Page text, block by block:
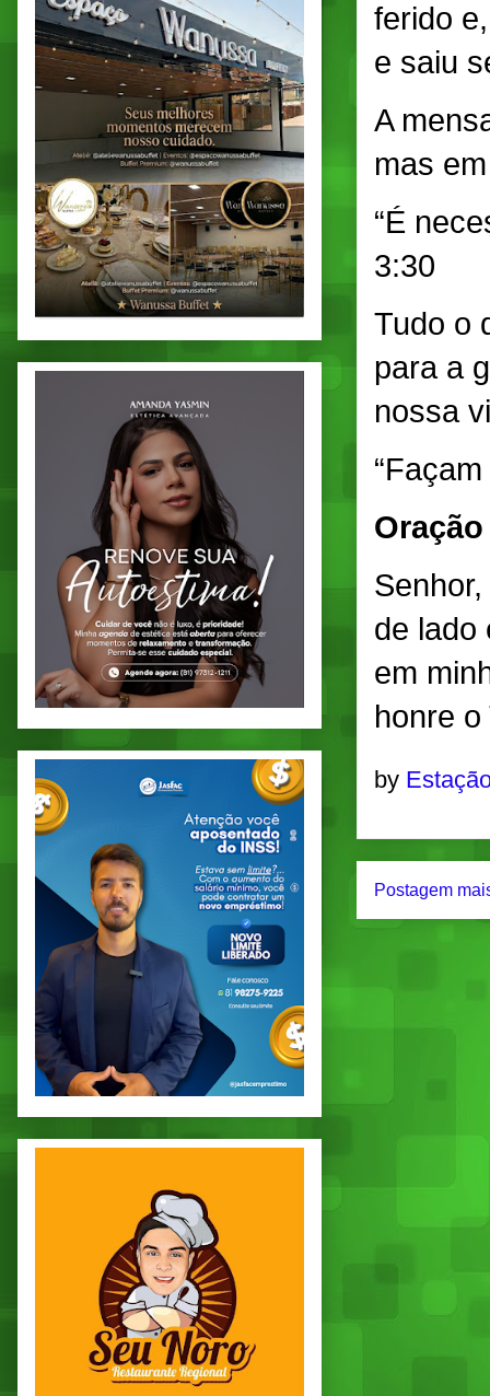
ferido
e saiu
A
mas
“É
3:30
Tudo o
para a
nossa
Oração
de lado
em
honre o
by
Postagem